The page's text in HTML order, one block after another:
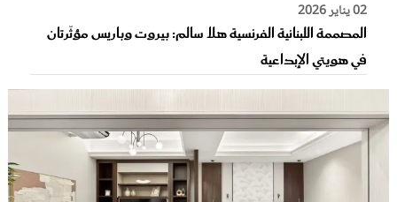
02 يناير 2026
المصممة اللبنانية الفرنسية هلا سالم: بيروت وباريس مؤثّرتان
في هويتي الإبداعية